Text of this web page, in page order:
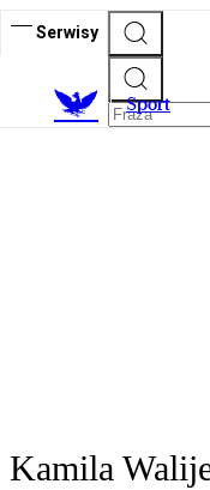
Serwisy
Sport
Kamila